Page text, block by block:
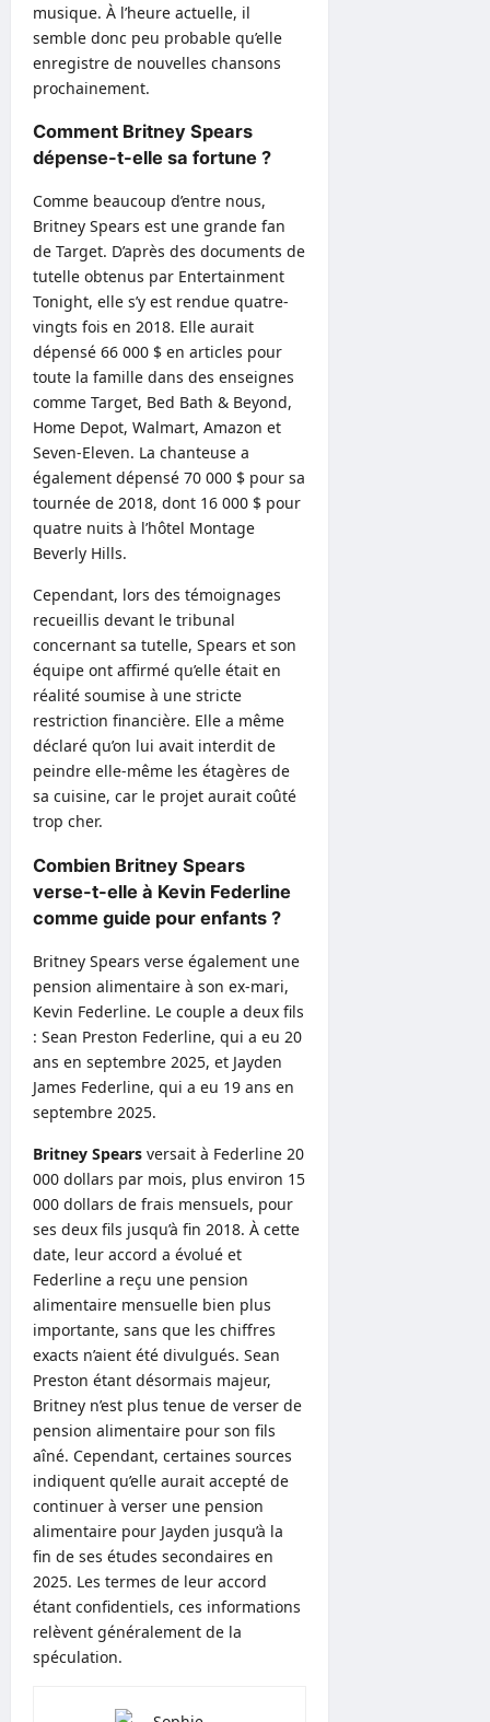
musique. À l’heure actuelle, il
semble donc peu probable qu’elle
enregistre de nouvelles chansons
prochainement.
Comment Britney Spears
dépense-t-elle sa fortune ?
Comme beaucoup d’entre nous,
Britney Spears est une grande fan
de Target. D’après des documents de
tutelle obtenus par Entertainment
Tonight, elle s’y est rendue quatre-
vingts fois en 2018. Elle aurait
dépensé 66 000 $ en articles pour
toute la famille dans des enseignes
comme Target, Bed Bath & Beyond,
Home Depot, Walmart, Amazon et
Seven-Eleven. La chanteuse a
également dépensé 70 000 $ pour sa
tournée de 2018, dont 16 000 $ pour
quatre nuits à l’hôtel Montage
Beverly Hills.
Cependant, lors des témoignages
recueillis devant le tribunal
concernant sa tutelle, Spears et son
équipe ont affirmé qu’elle était en
réalité soumise à une stricte
restriction financière. Elle a même
déclaré qu’on lui avait interdit de
peindre elle-même les étagères de
sa cuisine, car le projet aurait coûté
trop cher.
Combien Britney Spears
verse-t-elle à Kevin Federline
comme guide pour enfants ?
Britney Spears verse également une
pension alimentaire à son ex-mari,
Kevin Federline. Le couple a deux fils
: Sean Preston Federline, qui a eu 20
ans en septembre 2025, et Jayden
James Federline, qui a eu 19 ans en
septembre 2025.
Britney Spears versait à Federline 20
000 dollars par mois, plus environ 15
000 dollars de frais mensuels, pour
ses deux fils jusqu’à fin 2018. À cette
date, leur accord a évolué et
Federline a reçu une pension
alimentaire mensuelle bien plus
importante, sans que les chiffres
exacts n’aient été divulgués. Sean
Preston étant désormais majeur,
Britney n’est plus tenue de verser de
pension alimentaire pour son fils
aîné. Cependant, certaines sources
indiquent qu’elle aurait accepté de
continuer à verser une pension
alimentaire pour Jayden jusqu’à la
fin de ses études secondaires en
2025. Les termes de leur accord
étant confidentiels, ces informations
relèvent généralement de la
spéculation.